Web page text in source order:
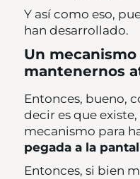
Y así como eso,
han desarrollado.
Un
mantenernos
Entonces, bueno,
decir es que
mecanismo para
pegada a la
Entonces, si bien